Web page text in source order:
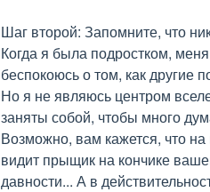
Шаг второй: Запомните, что
Когда я была подростком,
беспокоюсь о том, как другие
Но я не являюсь центром
заняты собой, чтобы много
Возможно, вам кажется, что
видит прыщик на кончике
давности... А в